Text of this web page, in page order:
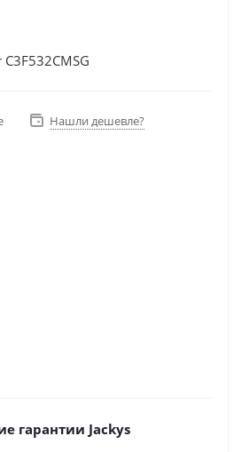
Нашли дешевле?
гарантии Jackys